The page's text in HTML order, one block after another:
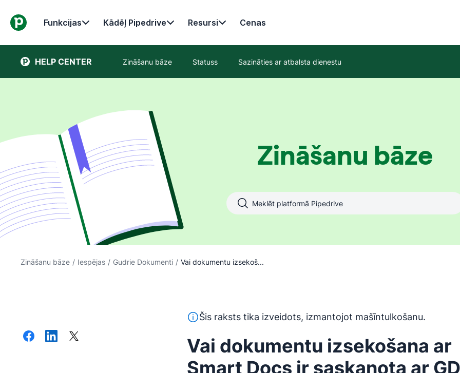
Funkcijas Kādēļ Pipedrive Resursi Cenas
HELP CENTER Zināšanu bāze Statuss Sazināties ar atbalsta dienestu
Zināšanu bāze
Zināšanu bāze / Iespējas / Gudrie Dokumenti / Vai dokumentu izsekoš...
Šis teksts ir tulkots no angļu valodas, izmantojot mašīntulkošanas
Šis raksts tika izveidots, izmantojot mašīntulkošanu.
Vai dokumentu izsekošana ar
Smart Docs ir saskaņota ar